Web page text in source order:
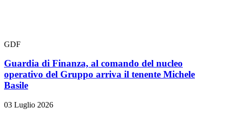
GDF
Guardia di Finanza, al comando del nucleo
operativo del Gruppo arriva il tenente Michele
Basile
03 Luglio 2026